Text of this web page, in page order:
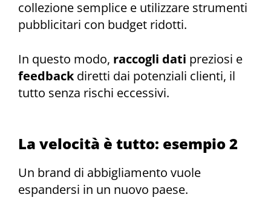
collezione semplice e utilizzare strumenti
pubblicitari con budget ridotti.
In questo modo, raccogli dati preziosi e
feedbackdiretti dai potenziali clienti, il
tutto senza rischi eccessivi.
La velocità è tutto: esempio 2
Un brand di abbigliamento vuole
espandersi in un nuovo paese.